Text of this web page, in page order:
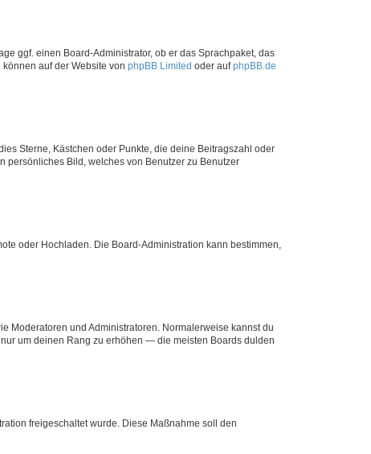
ggf. einen Board-Administrator, ob er das Sprachpaket, das
auf der Website von phpBB Limited oder aufphpBB.de
Sterne, Kästchen oder Punkte, die deine Beitragszahl oder
persönliches Bild, welches von Benutzer zu Benutzer
oder Hochladen. Die Board-Administration kann bestimmen,
Moderatoren und Administratoren. Normalerweise kannst du
um deinen Rang zu erhöhen — die meisten Boards dulden
freigeschaltet wurde. Diese Maßnahme soll den